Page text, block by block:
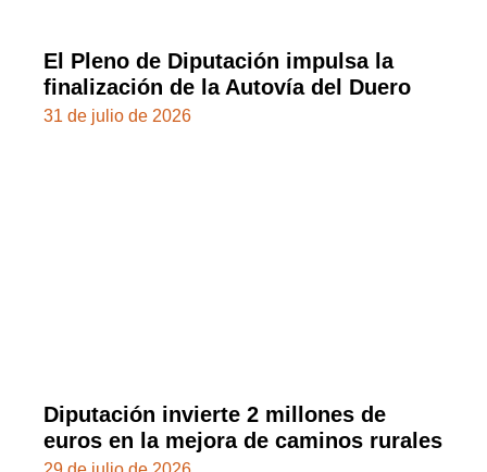
El Pleno de Diputación impulsa la
finalización de la Autovía del Duero
31 de julio de 2026
Diputación invierte 2 millones de
euros en la mejora de caminos rurales